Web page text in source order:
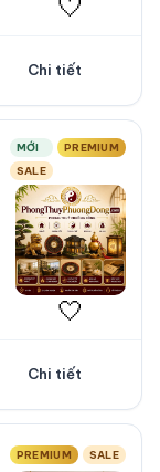
🤍
Chi tiết
MỚI
PREMIUM
SALE
🤍
Chi tiết
PREMIUM SALE